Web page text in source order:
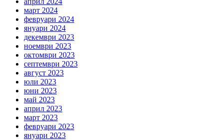
март 2024
февруари 2024
януари 2024
декември 2023
ноември 2023
октомври 2023
септември 2023
август 2023
юли 2023
юни 2023
май 2023
април 2023
март 2023
февруари 2023
януари 2023